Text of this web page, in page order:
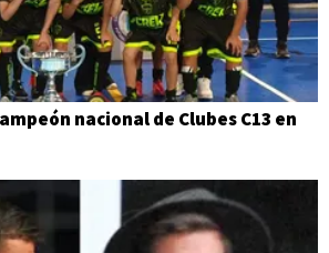
nacional de Clubes C13 en